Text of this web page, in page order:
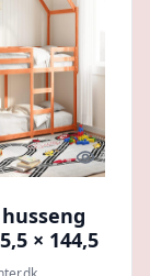
Quick
× 144,5